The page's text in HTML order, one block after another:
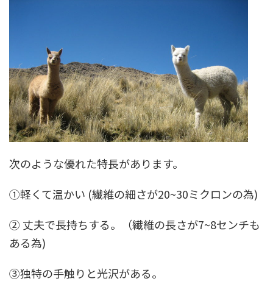
次のような優れた特長があります。
①軽くて温かい (繊維の細さが20~30ミクロンの為)
② 丈夫で長持ちする。（繊維の長さが7~8センチも
ある為)
③独特の手触りと光沢がある。